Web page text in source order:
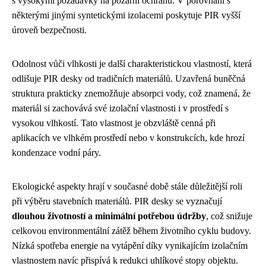
některými jinými syntetickými izolacemi poskytuje PIR vyšší
úroveň bezpečnosti.
Odolnost vůči vlhkosti je další charakteristickou vlastností, která
odlišuje PIR desky od tradičních materiálů. Uzavřená buněčná
struktura prakticky znemožňuje absorpci vody, což znamená, že
materiál si zachovává své izolační vlastnosti i v prostředí s
vysokou vlhkostí. Tato vlastnost je obzvláště cenná při
aplikacích ve vlhkém prostředí nebo v konstrukcích, kde hrozí
kondenzace vodní páry.
Ekologické aspekty hrají v současné době stále důležitější roli
při výběru stavebních materiálů. PIR desky se vyznačují
dlouhou životností a minimální potřebou údržby, což snižuje
celkovou environmentální zátěž během životního cyklu budovy.
Nízká spotřeba energie na vytápění díky vynikajícím izolačním
vlastnostem navíc přispívá k redukci uhlíkové stopy objektu.